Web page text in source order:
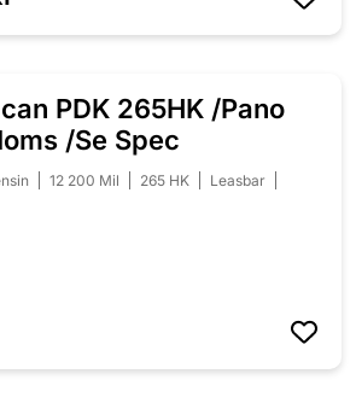
NYINKOMMEN
PDK 265HK /Pano
/Se Spec
12 200 Mil 265 HK
Leasbar